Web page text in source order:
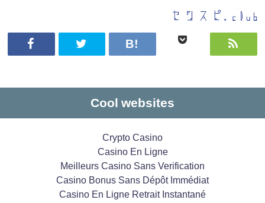
Cool websites
Crypto Casino
Casino En Ligne
Meilleurs Casino Sans Verification
Casino Bonus Sans Dépôt Immédiat
Casino En Ligne Retrait Instantané